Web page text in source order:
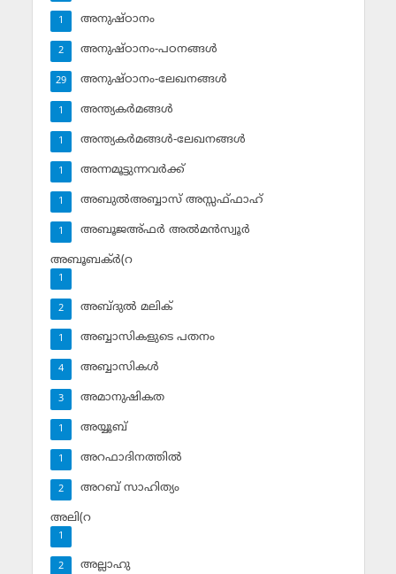
അനുഷ്ഠാനം
1
അനുഷ്ഠാനം-പഠനങ്ങള്‍
2
അനുഷ്ഠാനം-ലേഖനങ്ങള്‍
29
അന്ത്യകര്‍മങ്ങള്‍
1
അന്ത്യകര്‍മങ്ങള്‍-ലേഖനങ്ങള്‍
1
അന്നമൂട്ടുന്നവര്‍ക്ക്
1
അബുല്‍അബ്ബാസ് അസ്സഫ്ഫാഹ്‌
1
അബൂജഅ്ഫര്‍ അല്‍മന്‍സ്വൂര്‍
1
അബൂബക്ര്‍(റ
1
അബ്ദുല്‍ മലിക്‌
2
അബ്ബാസികളുടെ പതനം
1
അബ്ബാസികള്‍
4
അമാനുഷികത
3
അയ്യൂബ്‌
1
അറഫാദിനത്തില്‍
1
അറബ് സാഹിത്യം
2
അലി(റ
1
അല്ലാഹു
2